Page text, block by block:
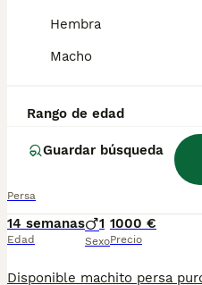
Hembra
Macho
Rango de edad
Guardar búsqueda
Macho persa
Persa
14 semanas
Edad
1
Sexo
1000 €
Precio